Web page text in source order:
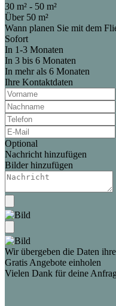
30 m² - 50 m²
Über 50 m²
Wann planen Sie mit dem
Sofort
In 1-3 Monaten
In 3 bis 6 Monaten
In mehr als 6 Monaten
Ihre Kontaktdaten
Optional
Nachricht hinzufügen
Bilder hinzufügen
Wir übergeben die Daten
Gratis Angebote einholen
Vielen Dank für deine